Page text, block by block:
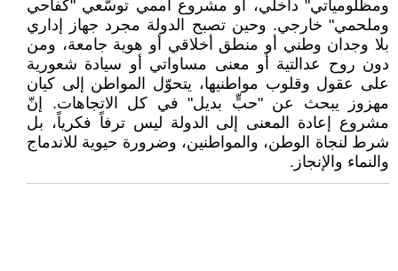
ومظلومياتي" داخلي، أو مشروع أممي توسّعي "كفاحي
وملحمي" خارجي. وحين تصبح الدولة مجرد جهاز إداري
بلا وجدان وطني أو منطق أخلاقي أو هوية جامعة، ومن
دون روح عدالتية أو معنى مساواتي أو سيادة شعورية
على عقول وقلوب مواطنيها، يتحوّل المواطن إلى كيان
مهزوز يبحث عن "حبٍّ بديل" في كل الاتجاهات. إنّ
مشروع إعادة المعنى إلى الدولة ليس ترفاً فكرياً، بل
شرط لنجاة الوطن، والمواطنين، وضرورة حيوية للاندماج
والنماء والإنجاز.